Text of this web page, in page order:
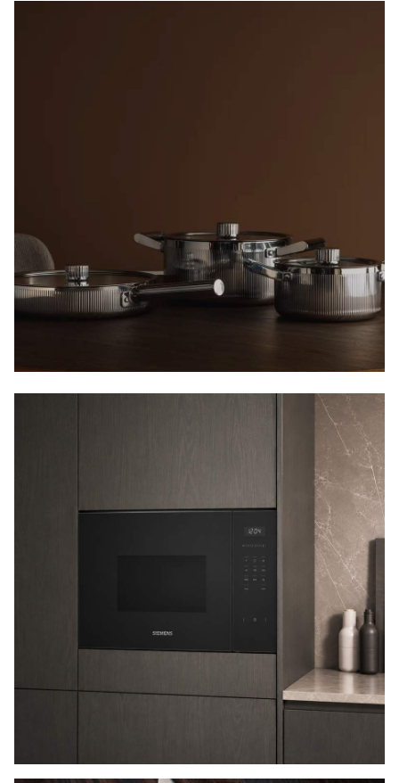
OPPGRADER HVITEVARENE DINE MED
SIEMENS